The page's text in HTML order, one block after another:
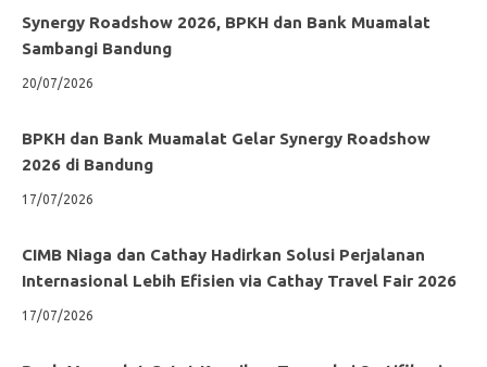
Synergy Roadshow 2026, BPKH dan Bank Muamalat
Sambangi Bandung
20/07/2026
BPKH dan Bank Muamalat Gelar Synergy Roadshow
2026 di Bandung
17/07/2026
CIMB Niaga dan Cathay Hadirkan Solusi Perjalanan
Internasional Lebih Efisien via Cathay Travel Fair 2026
17/07/2026